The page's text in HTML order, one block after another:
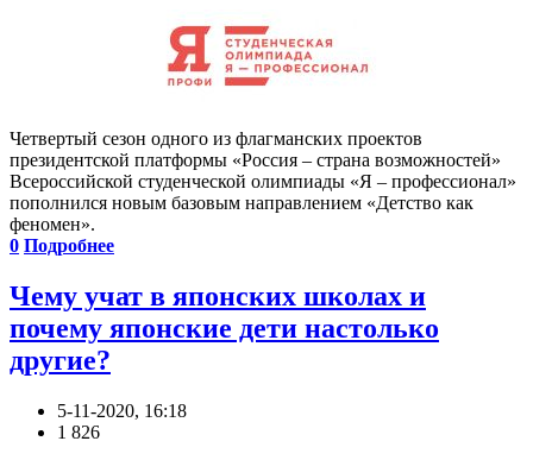
Четвертый сезон одного из флагманских проектов
президентской платформы «Россия – страна возможностей»
Всероссийской студенческой олимпиады «Я – профессионал»
пополнился новым базовым направлением «Детство как
феномен».
0 Подробнее
Чему учат в японских школах и
почему японские дети настолько
другие?
5-11-2020, 16:18
1 826